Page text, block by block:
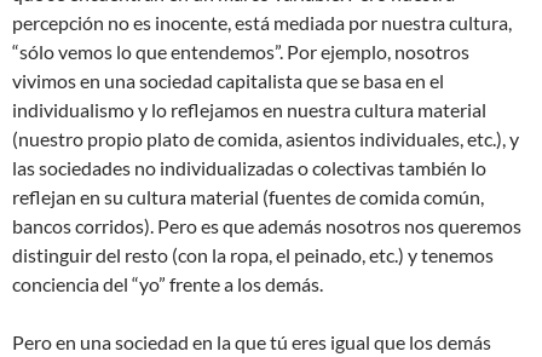
percepción no es inocente, está mediada por nuestra cultura,
“sólo vemos lo que entendemos”. Por ejemplo, nosotros
vivimos en una sociedad capitalista que se basa en el
individualismo y lo reflejamos en nuestra cultura material
(nuestro propio plato de comida, asientos individuales, etc.), y
las sociedades no individualizadas o colectivas también lo
reflejan en su cultura material (fuentes de comida común,
bancos corridos). Pero es que además nosotros nos queremos
distinguir del resto (con la ropa, el peinado, etc.) y tenemos
conciencia del “yo” frente a los demás.
Pero en una sociedad en la que tú eres igual que los demás